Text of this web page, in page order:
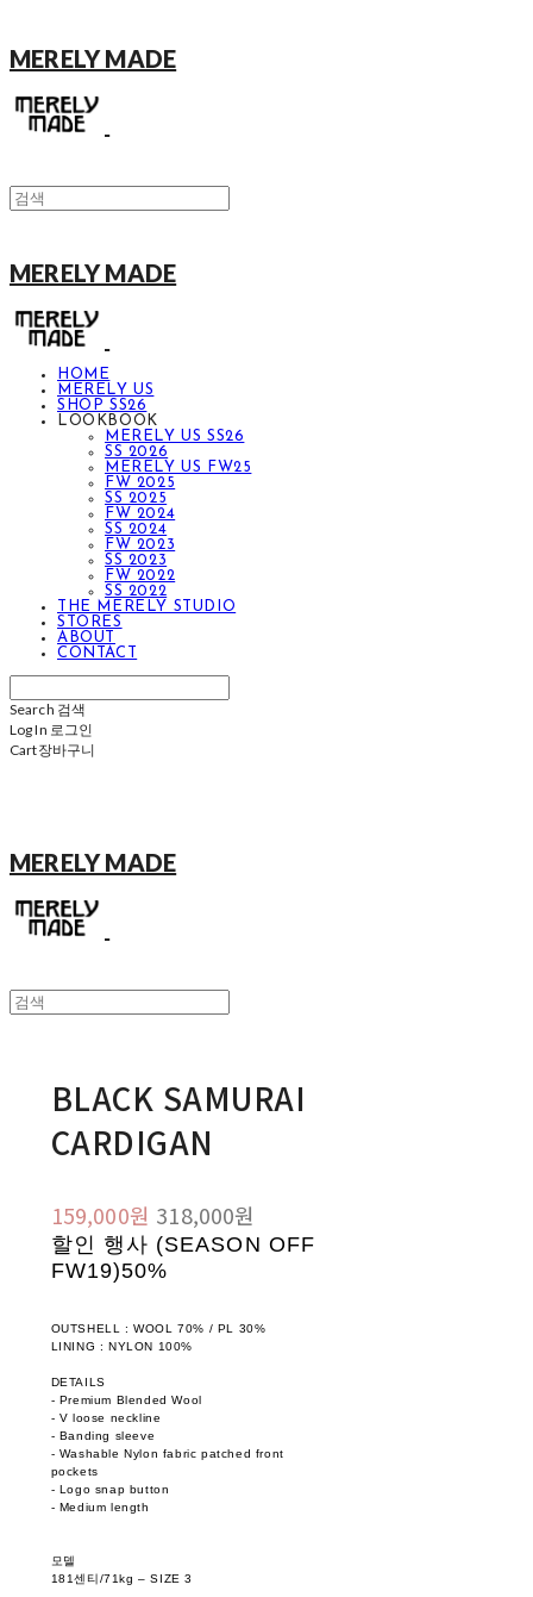
MERELY MADE
MERELY MADE
HOME
MERELY US
SHOP SS26
LOOKBOOK
MERELY US SS26
SS 2026
MERELY US FW25
FW 2025
SS 2025
FW 2024
SS 2024
FW 2023
SS 2023
FW 2022
SS 2022
THE MERELY STUDIO
STORES
ABOUT
CONTACT
Search 검색
Log In 로그인
Cart장바구니
MERELY MADE
BLACK SAMURAI
CARDIGAN
159,000원 318,000원
할인 행사 (SEASON OFF
FW19)50%
OUTSHELL : WOOL 70% / PL 30%
LINING : NYLON 100%
DETAILS
- Premium Blended Wool
- V loose neckline
- Banding sleeve
- Washable Nylon fabric patched front
pockets
- Logo snap button
- Medium length
모델
181센티/71kg – SIZE 3